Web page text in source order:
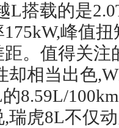
载的是
峰值
。值得关
却相当出色
8.59L/
瑞虎8L不仅